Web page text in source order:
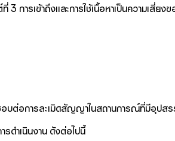
การเข้าถึงและการใช้เนื้อหาเป็นความเสี่ยง
ต่อการละเมิดสัญญาในสถานการณ์ที่มีอุปส
รดำเนินงาน ดังต่อไปนี้